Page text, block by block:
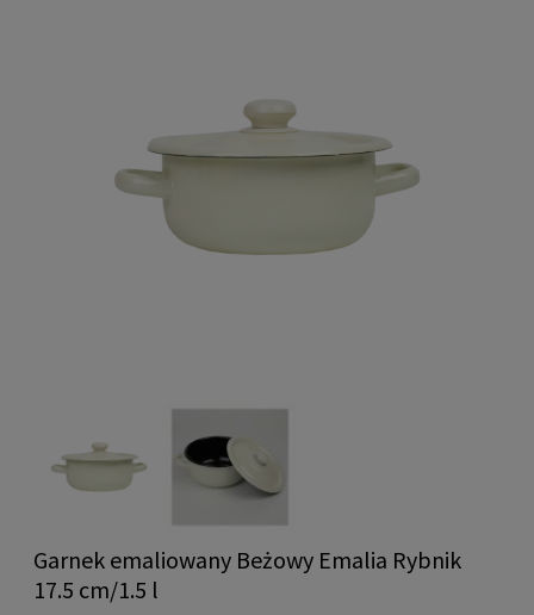
Garnek emaliowany Beżowy Emalia Rybnik
17.5 cm/1.5 l